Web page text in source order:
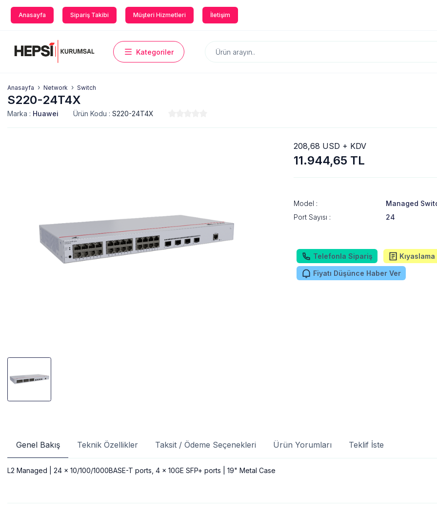
Anasayfa Sipariş Takibi Müşteri Hizmetleri İletişim
Kategoriler
Anasayfa Network Switch
S220-24T4X
Marka : Huawei Ürün Kodu : S220-24T4X
11.944,65 TL
208,68 USD + KDV
Model :
Managed
Port Sayısı :
24
Telefonla Sipariş
Fiyatı Düşünce Haber Ver
Genel Bakış Teknik Özellikler Taksit / Ödeme Seçenekleri Ürün Yorumları Teklif İste
L2 Managed | 24 x 10/100/1000BASE-T ports, 4 x 10GE SFP+ ports | 19" Metal Case